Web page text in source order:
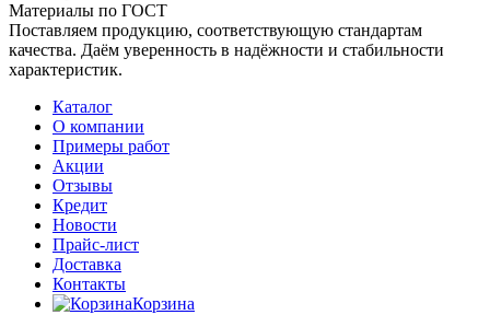
Материалы по ГОСТ
Поставляем продукцию, соответствующую стандартам
качества. Даём уверенность в надёжности и стабильности
характеристик.
Каталог
О компании
Примеры работ
Акции
Отзывы
Кредит
Новости
Прайс-лист
Доставка
Контакты
Корзина